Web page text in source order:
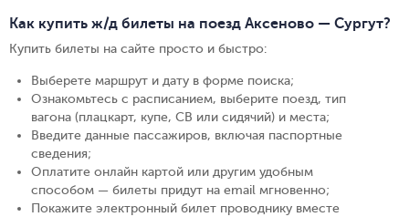
Как купить ж/д билеты на поезд Аксеново — Сургут?
Купить билеты на сайте просто и быстро:
Выберете маршрут и дату в форме поиска;
Ознакомьтесь с расписанием, выберите поезд, тип
вагона (плацкарт, купе, СВ или сидячий) и места;
Введите данные пассажиров, включая паспортные
сведения;
Оплатите онлайн картой или другим удобным
способом — билеты придут на email мгновенно;
Покажите электронный билет проводнику вместе